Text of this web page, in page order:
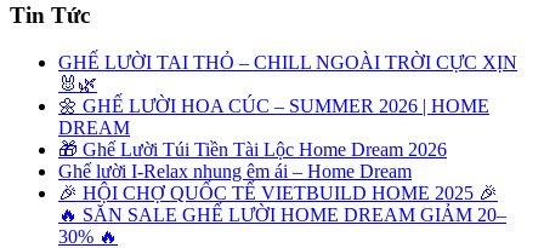
Tin Tức
GHẾ LƯỜI TAI THỎ – CHILL NGOÀI TRỜI CỰC XỊN
🐰🌿
🌼 GHẾ LƯỜI HOA CÚC – SUMMER 2026 | HOME
DREAM
🎁 Ghế Lười Túi Tiền Tài Lộc Home Dream 2026
Ghế lười I-Relax nhung êm ái – Home Dream
🎉 HỘI CHỢ QUỐC TẾ VIETBUILD HOME 2025 🎉
🔥 SĂN SALE GHẾ LƯỜI HOME DREAM GIẢM 20–
30% 🔥